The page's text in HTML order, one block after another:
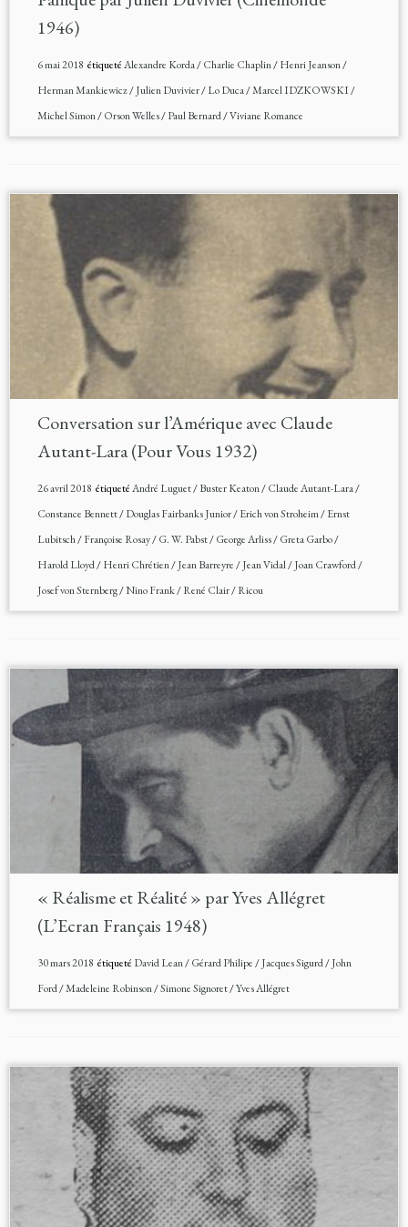
1946)
6 mai 2018 étiquetéAlexandre Korda/Charlie Chaplin/Henri Jeanson/
Herman Mankiewicz/Julien Duvivier/Lo Duca/Marcel IDZKOWSKI/
Michel Simon/Orson Welles/Paul Bernard/Viviane Romance
Conversation sur l’Amérique avec Claude
Autant-Lara (Pour Vous 1932)
26 avril 2018 étiquetéAndré Luguet/Buster Keaton/Claude Autant-Lara/
Constance Bennett/Douglas Fairbanks Junior/Erich von Stroheim/Ernst
Lubitsch/Françoise Rosay/G. W. Pabst/George Arliss/Greta Garbo/
Harold Lloyd/Henri Chrétien/Jean Barreyre/Jean Vidal/Joan Crawford/
Josef von Sternberg/Nino Frank/René Clair/Ricou
« Réalisme et Réalité » par Yves Allégret
(L’Ecran Français 1948)
30 mars 2018 étiqueté David Lean/Gérard Philipe/Jacques Sigurd/John
Ford/Madeleine Robinson/Simone Signoret/Yves Allégret